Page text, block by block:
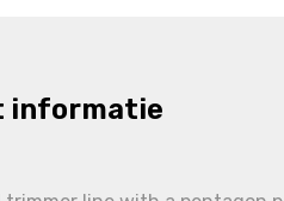
informatie